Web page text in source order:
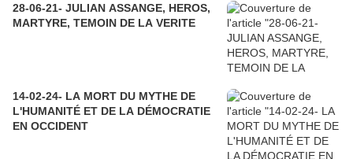
28-06-21- JULIAN ASSANGE, HEROS,
MARTYRE, TEMOIN DE LA VERITE
14-02-24- LA MORT DU MYTHE DE
L'HUMANITÉ ET DE LA DÉMOCRATIE
EN OCCIDENT